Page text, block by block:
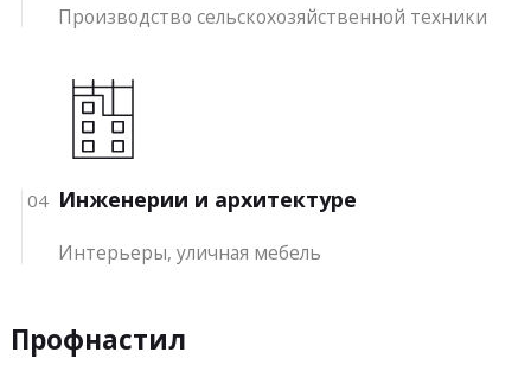
Производство сельскохозяйственной техники
04 Инженерии и архитектуре
Интерьеры, уличная мебель
Профнастил